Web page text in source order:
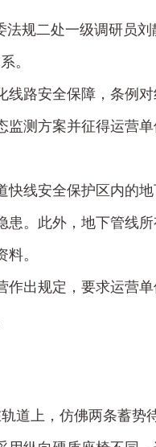
规二处一级调研员
。
路安全保障，条例
测方案并征得运营
线安全保护区内的
。此外，地下管线
。
出规定，要求运营
道上，仿佛两条蓄势